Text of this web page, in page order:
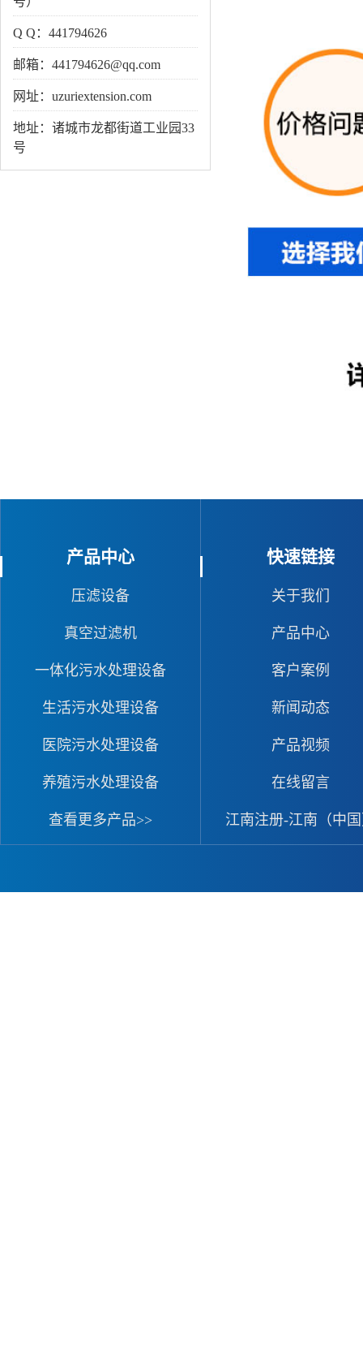
Q Q：441794626
邮箱：441794626@qq.com
网址：uzuriextension.com
地址：诸城市龙都街道工业园33
号
产品中心
压滤设备
真空过滤机
一体化污水处理设备
生活污水处理设备
医院污水处理设备
养殖污水处理设备
查看更多产品>>
快速链接
关于我们
产品中心
客户案例
新闻动态
产品视频
在线留言
江南注册-江南（中